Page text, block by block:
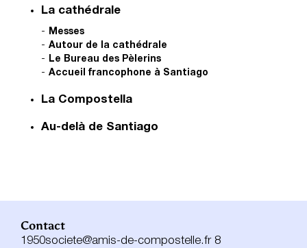
La cathédrale
Messes
Autour de la cathédrale
Le Bureau des Pèlerins
Accueil francophone à Santiago
La Compostella
Au-delà de Santiago
Contact
1950societe@amis-de-compostelle.fr 8